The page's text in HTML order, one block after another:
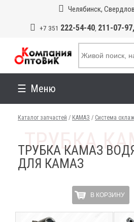
Челябинск,
+7 351 222-54-40, 211-07-
Меню
Каталог запчастей / КАМАЗ / Система
ТРУБКА КАМАЗ
ДЛЯ КАМАЗ
В КОРЗИНУ